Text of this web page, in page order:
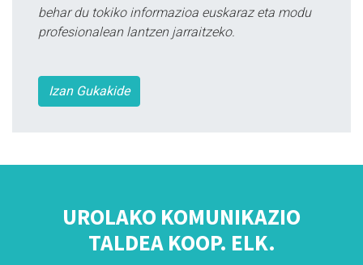
behar du tokiko informazioa euskaraz eta modu
profesionalean lantzen jarraitzeko.
Izan Gukakide
UROLAKO KOMUNIKAZIO
TALDEA KOOP. ELK.